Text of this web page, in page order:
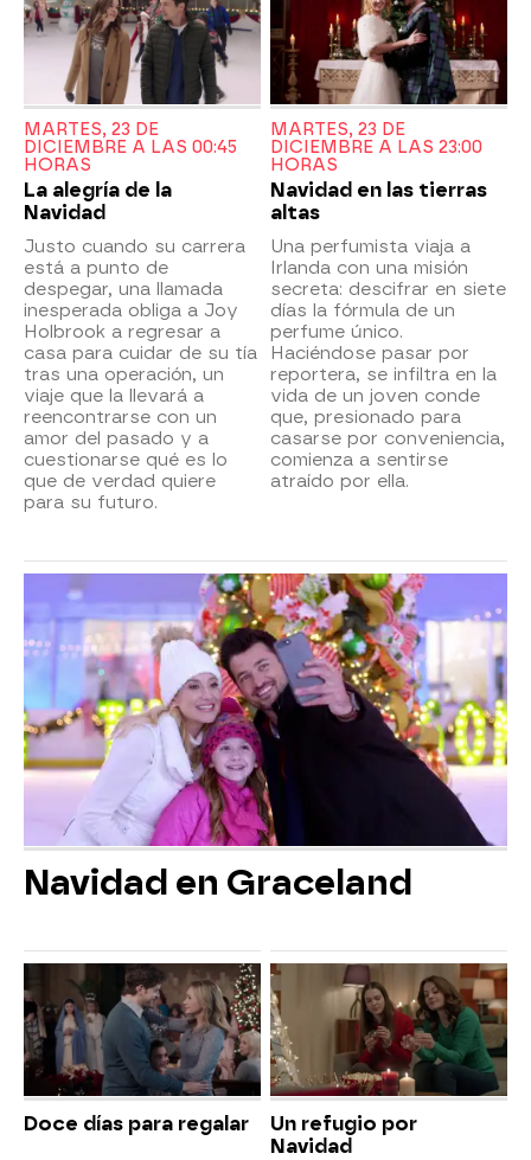
MARTES, 23 DE
DICIEMBRE A LAS 00:45
HORAS
La alegría de la
Navidad
Justo cuando su carrera
está a punto de
despegar, una llamada
inesperada obliga a Joy
Holbrook a regresar a
casa para cuidar de su tía
tras una operación, un
viaje que la llevará a
reencontrarse con un
amor del pasado y a
cuestionarse qué es lo
que de verdad quiere
para su futuro.
MARTES, 23 DE
DICIEMBRE A LAS 23:00
HORAS
Navidad en las tierras
altas
Una perfumista viaja a
Irlanda con una misión
secreta: descifrar en siete
días la fórmula de un
perfume único.
Haciéndose pasar por
reportera, se infiltra en la
vida de un joven conde
que, presionado para
casarse por conveniencia,
comienza a sentirse
atraído por ella.
Navidad en Graceland
Doce días para regalar
Un refugio por
Navidad